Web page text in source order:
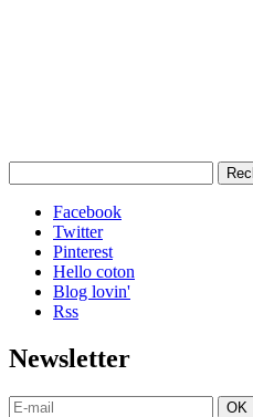
Facebook
Twitter
Pinterest
Hello coton
Blog lovin'
Rss
Newsletter
OK